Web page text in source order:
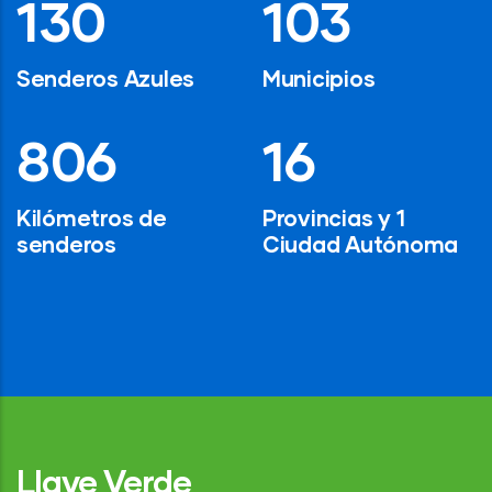
194
Senderos Azules
1,200
Kilómetros de
senderos
154
Municipios
24
Provincias y 1
Ciudad Autónoma
Llave Verde